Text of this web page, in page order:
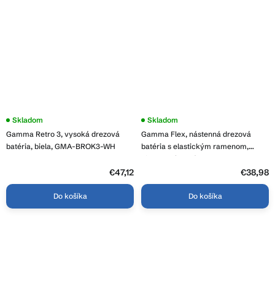
Gamma Retro 3, vysoká drezová
batéria, biela, GMA-BROK3-WH
Skladom
€47,12
Do košíka
Gamma Flex, nástenná drezová
batéria s elastickým ramenom,
biela-chrómová, GMA-BFXS-WH
Skladom
€38,98
Do košíka